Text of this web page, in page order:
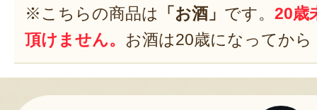
※こちらの商品は
「お酒」 です。 20歳
頂けません。 お酒は20歳になってから